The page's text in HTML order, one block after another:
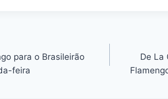
para o Brasileirão
feira
De La